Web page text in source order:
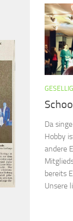
Da
Hobby
andere
bereits
Unsere